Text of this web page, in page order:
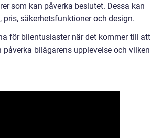
som kan påverka beslutet. Dessa kan
säkerhetsfunktioner och design.
för bilentusiaster när det kommer till att
bilägarens upplevelse och vilken